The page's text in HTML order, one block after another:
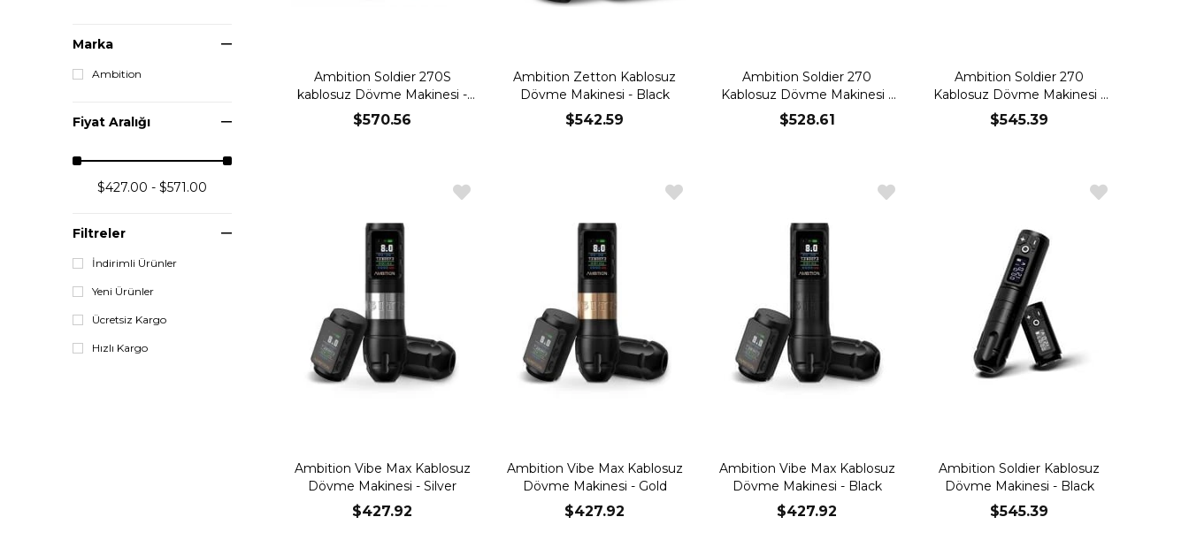
Marka
Ambition
Fiyat Aralığı
$427.00 - $571.00
Filtreler
İndirimli Ürünler
Yeni Ürünler
Ücretsiz Kargo
Hızlı Kargo
Ambition Soldier 270S
kablosuz Dövme Makinesi -
Gold
$570.56
Ambition Zetton Kablosuz
Dövme Makinesi - Black
$542.59
Ambition Soldier 270
Kablosuz Dövme Makinesi -
Black
$528.61
Ambition Soldier 270
Kablosuz Dövme Makinesi -
Gold
$545.39
Ambition Vibe Max Kablosuz
Dövme Makinesi - Silver
$427.92
Ambition Vibe Max Kablosuz
Dövme Makinesi - Gold
$427.92
Ambition Vibe Max Kablosuz
Dövme Makinesi - Black
$427.92
Ambition Soldier Kablosuz
Dövme Makinesi - Black
$545.39